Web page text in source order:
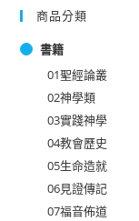
商品分類
書籍
01聖經論叢
02神學類
03實踐神學
04教會歷史
05生命造就
06見證傳記
07福音佈道